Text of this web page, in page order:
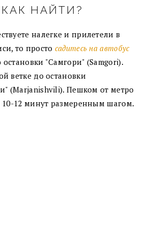
КАК НАЙТИ?
налегке и прилетели в
то просто садитесь на автобус
"Самгори" (Samgori).
ветке до остановки
(Marjanishvili). Пешком от метро
10-12 минут размеренным шагом.